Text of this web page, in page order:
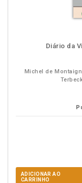
Diário da
Michel de
ADICIONAR AO
CARRINHO